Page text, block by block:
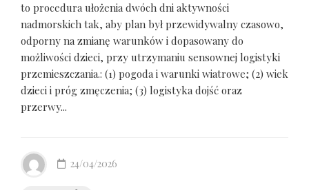
to procedura ułożenia dwóch dni aktywności
nadmorskich tak, aby plan był przewidywalny czasowo,
odporny na zmianę warunków i dopasowany do
możliwości dzieci, przy utrzymaniu sensownej logistyki
przemieszczania.: (1) pogoda i warunki wiatrowe; (2) wiek
dzieci i próg zmęczenia; (3) logistyka dojść oraz
przerwy...
24/04/2026